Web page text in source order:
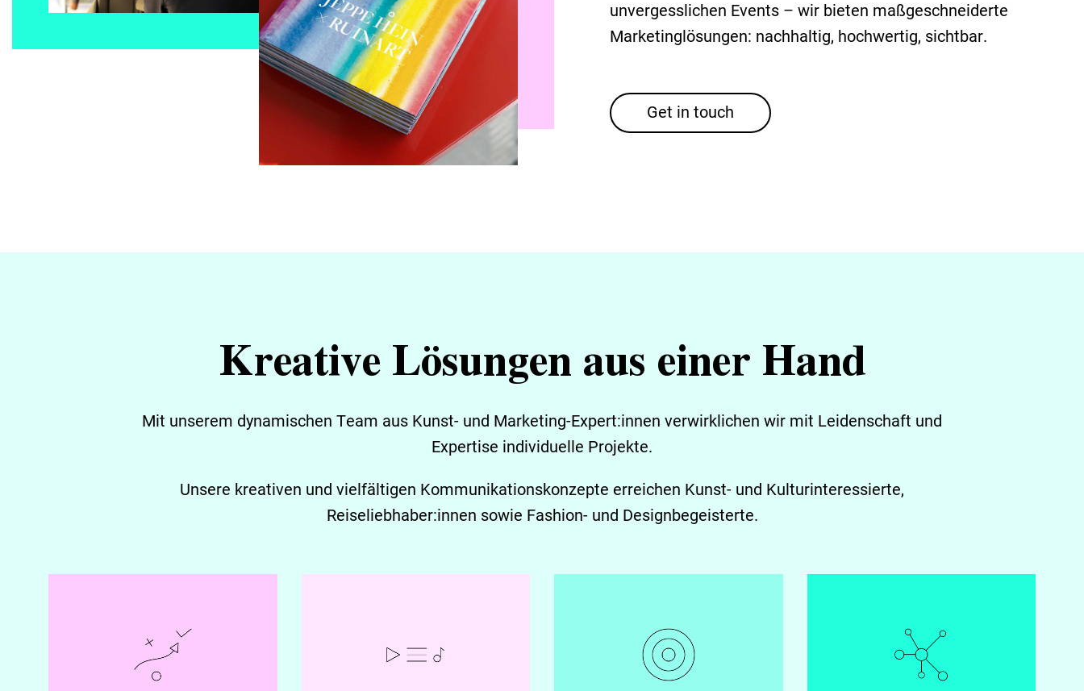
unvergesslichen Events – wir bieten maßgeschneiderte
Marketinglösungen: nachhaltig, hochwertig, sichtbar.
Get in touch
Kreative Lösungen aus einer Hand
Mit unserem dynamischen Team aus Kunst- und Marketing-Expert:innen verwirklichen wir mit Leidenschaft und
Expertise individuelle Projekte.
Unsere kreativen und vielfältigen Kommunikationskonzepte erreichen Kunst- und Kulturinteressierte,
Reiseliebhaber:innen sowie Fashion- und Designbegeisterte.